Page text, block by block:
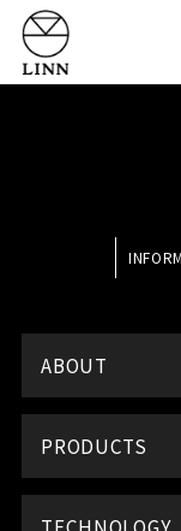
ABOUT
PRODUCTS